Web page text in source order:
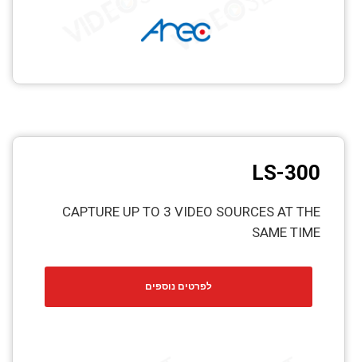
LS-300
CAPTURE UP TO 3 VIDEO SOURCES AT THE
SAME TIME
לפרטים נוספים